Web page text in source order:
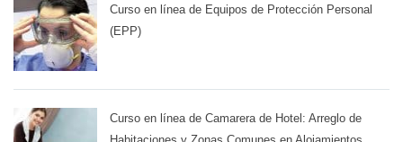
Curso en línea de Equipos de Protección Personal
(EPP)
Curso en línea de Camarera de Hotel: Arreglo de